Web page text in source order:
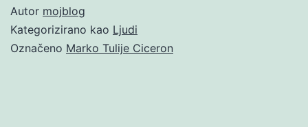
Autor mojblog
Kategorizirano kao Ljudi
Označeno Marko Tulije Ciceron